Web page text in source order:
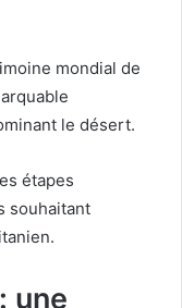
mondial de
le désert.
étapes
souhaitant
une